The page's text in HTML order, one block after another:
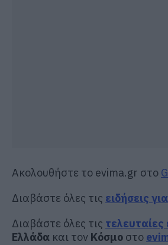
Ακολουθήστε το evima.gr στο
Διαβάστε όλες τις ειδήσεις
Διαβάστε όλες τις τελευταίες
Ελλάδα και τον Κόσμο στο